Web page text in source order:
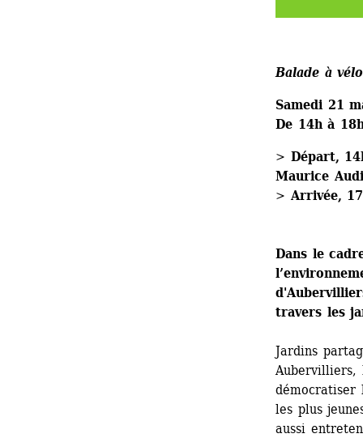
Balade à
Samedi 21
De 14h à
> Départ,
Maurice
> Arrivée,
Dans le
travers les
Jardins
Aubervilliers,
démocratiser
les plus
aussi